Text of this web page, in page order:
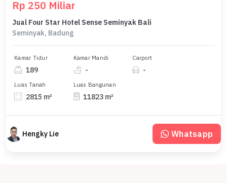
Rp 250 Miliar
Jual Four Star Hotel Sense Seminyak Bali
Seminyak, Badung
Kamar Tidur
189
Kamar Mandi
-
Carport
-
Luas Tanah
2815 m²
Luas Bangunan
11823 m²
Hengky Lie Whatsapp